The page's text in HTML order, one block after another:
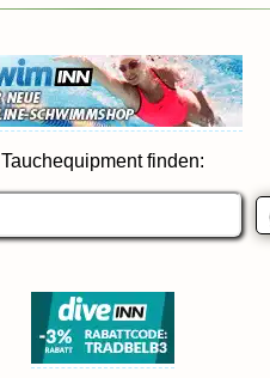
Tauchequipment finden: